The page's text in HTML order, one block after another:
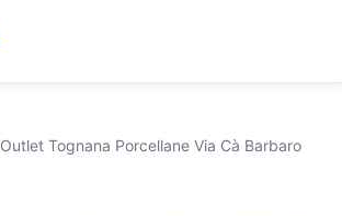
Outlet Tognana Porcellane Via Cà Barbaro